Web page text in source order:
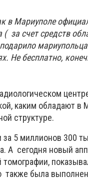
в Мариуполе
( за счет средств
Не бесплатно,
каким обладают
структуре.
за 5 миллионов 300
А сегодня новый
томографии,
также была